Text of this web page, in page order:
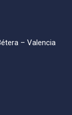
– Valencia